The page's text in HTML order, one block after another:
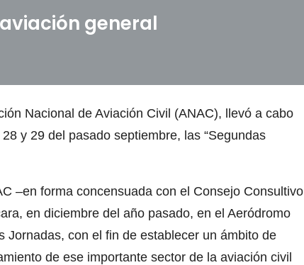
general
Nacional de Aviación Civil (ANAC), llevó a cabo
y 29 del pasado septiembre, las “Segundas
–en forma concensuada con el Consejo Consultivo
en diciembre del año pasado, en el Aeródromo
Jornadas, con el fin de establecer un ámbito de
de ese importante sector de la aviación civil